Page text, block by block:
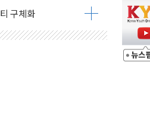
그마·앱러빈↓
"